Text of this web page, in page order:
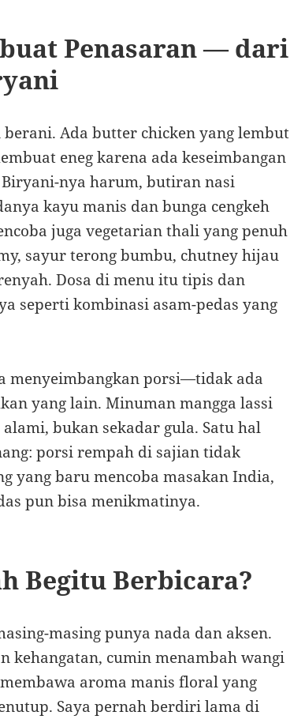
Penasaran — dari
Ada butter chicken yang lembut
eneg karena ada keseimbangan
nya harum, butiran nasi
kayu manis dan bunga cengkeh
juga vegetarian thali yang penuh
sayur terong bumbu, chutney hijau
Dosa di menu itu tipis dan
seperti kombinasi asam-pedas yang
menyeimbangkan porsi—tidak ada
yang lain. Minuman mangga lassi
bukan sekadar gula. Satu hal
porsi rempah di sajian tidak
yang baru mencoba masakan India,
pun bisa menikmatinya.
Begitu Berbicara?
masing punya nada dan aksen.
kehangatan, cumin menambah wangi
aroma manis floral yang
Saya pernah berdiri lama di